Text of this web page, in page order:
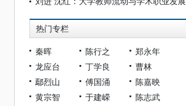
热门专栏
秦晖 陈行之
郑永年
龙应台
丁学良
曹林
鄢烈山
傅国涌
陈嘉映
黄宗智
于建嵘
陈志武